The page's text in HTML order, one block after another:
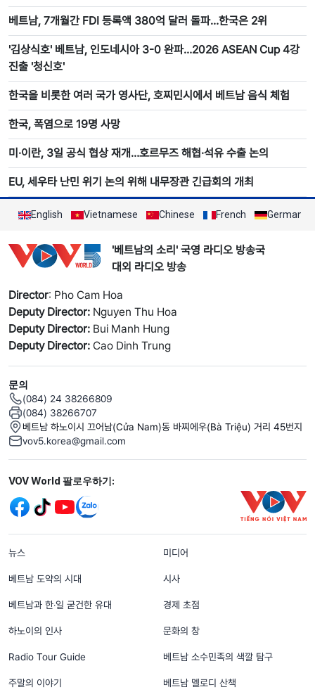
베트남, 7개월간 FDI 등록액 380억 달러 돌파…한국은 2위
'김상식호' 베트남, 인도네시아 3-0 완파…2026 ASEAN Cup 4강
진출 '청신호'
한국을 비롯한 여러 국가 영사단, 호찌민시에서 베트남 음식 체험
한국, 폭염으로 19명 사망
미·이란, 3일 공식 협상 재개…호르무즈 해협·석유 수출 논의
EU, 세우타 난민 위기 논의 위해 내무장관 긴급회의 개최
English Vietnamese Chinese French German
'베트남의 소리' 국영 라디오 방송국
대외 라디오 방송
Director: Pho Cam Hoa
Deputy Director: Nguyen Thu Hoa
Deputy Director: Bui Manh Hung
Deputy Director: Cao Dinh Trung
문의
(084) 24 38266809
(084) 38266707
베트남 하노이시 끄어남(Cửa Nam)동 바찌에우(Bà Triệu) 거리 45번지
vov5.korea@gmail.com
Mạng xã hội
VOV World 팔로우하기:
menu footer tiếng Hàn
뉴스 미디어
베트남 도약의 시대 시사
베트남과 한‧일 굳건한 유대 경제 초점
하노이의 인사 문화의 창
Radio Tour Guide 베트남 소수민족의 색깔 탐구
주말의 이야기 베트남 멜로디 산책